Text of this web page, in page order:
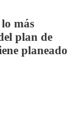
más
plan de
planeado